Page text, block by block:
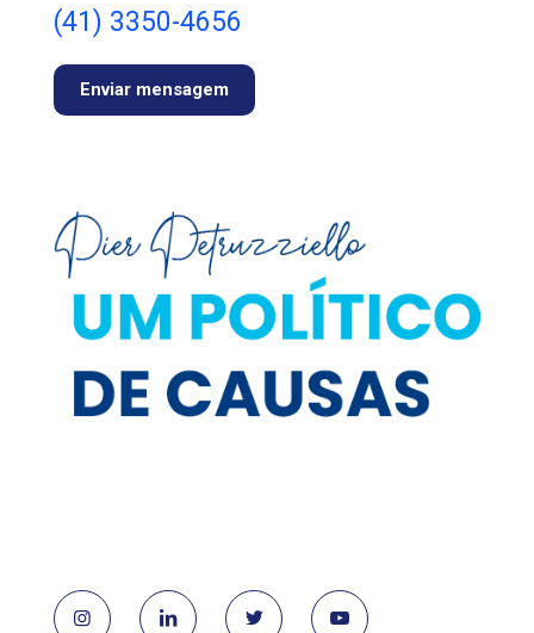
(41) 3350-4656
Enviar mensagem